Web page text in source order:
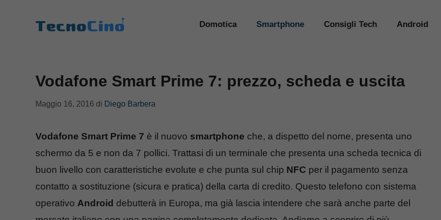
Domotica Smartphone Consigli Tech Android
Vodafone Smart Prime 7: prezzo, scheda e uscita
Maggio 16, 2016 di Diego Barbera
Vodafone Smart Prime 7 è il nuovo smartphone che, a dispetto del nome, presenta uno
schermo da 5 e non da 7 pollici. Trattasi di un terminale che presenta una scheda tecnica di
buon livello con caratteristiche evolute e che punta sul chip NFC per il pagamento senza
contatto a sostituzione (sicura e pratica) della carta di credito. Questo telefono con sistema
operativo Android debutterà in Europa, ma già lascia intendere che sarà anche parte del